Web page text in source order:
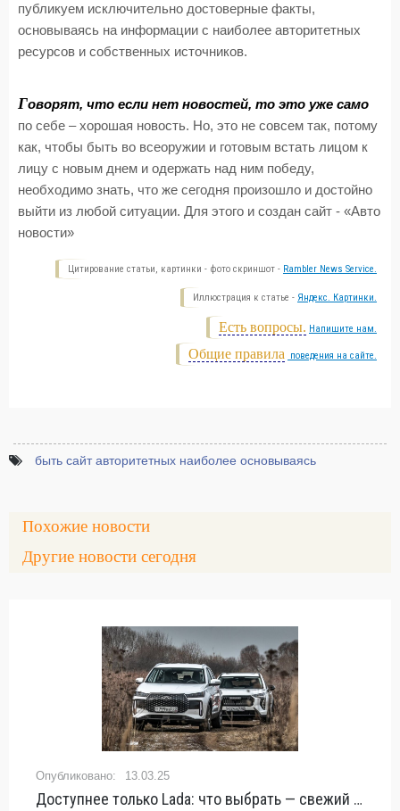
публикуем исключительно достоверные факты,
основываясь на информации с наиболее авторитетных
ресурсов и собственных источников.
Говорят, что если нет новостей, то это уже само
по себе – хорошая новость. Но, это не совсем так, потому
как, чтобы быть во всеоружии и готовым встать лицом к
лицу с новым днем и одержать над ним победу,
необходимо знать, что же сегодня произошло и достойно
выйти из любой ситуации. Для этого и создан сайт - «Авто
новости»
Цитирование статьи, картинки - фото скриншот - Rambler News Service.
Иллюстрация к статье - Яндекс. Картинки.
Есть вопросы. Напишите нам.
Общие правила поведения на сайте.
быть сайт авторитетных наиболее основываясь
Похожие новости
Другие новости сегодня
23.04.17
Сравнительный тест переднеприводных «китайцев» Chery Tiggo 5 и Geely Emgrand